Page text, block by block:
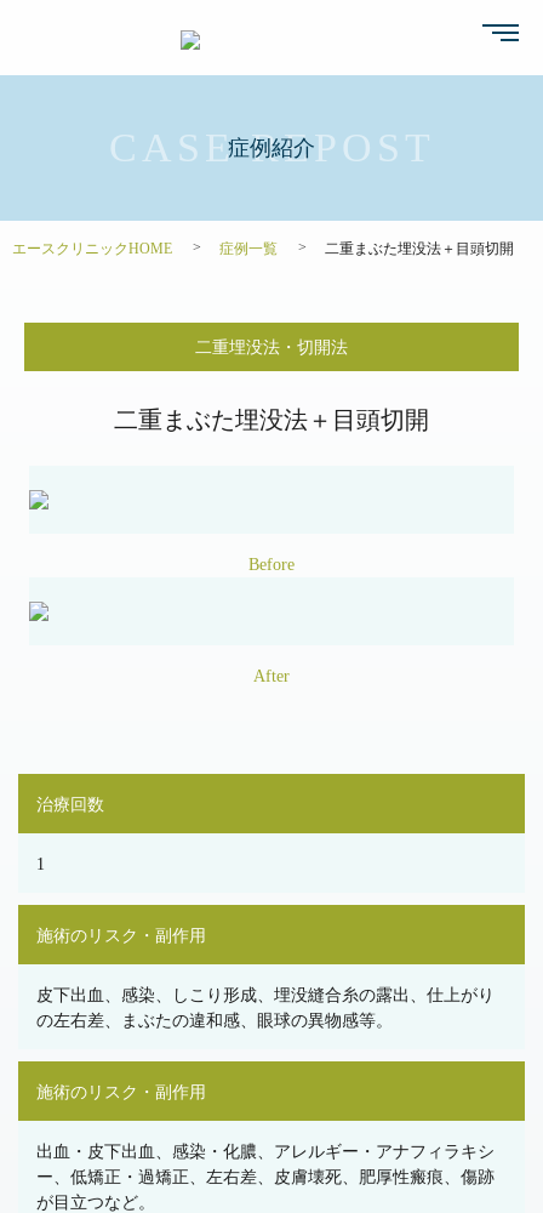
症例紹介
エースクリニックHOME 症例一覧 二重まぶた埋没法＋目頭切開
二重埋没法・切開法
二重まぶた埋没法＋目頭切開
Before
After
治療回数
1
施術のリスク・副作用
皮下出血、感染、しこり形成、埋没縫合糸の露出、仕上がり
の左右差、まぶたの違和感、眼球の異物感等。
施術のリスク・副作用
出血・皮下出血、感染・化膿、アレルギー・アナフィラキシ
ー、低矯正・過矯正、左右差、皮膚壊死、肥厚性瘢痕、傷跡
が目立つなど。